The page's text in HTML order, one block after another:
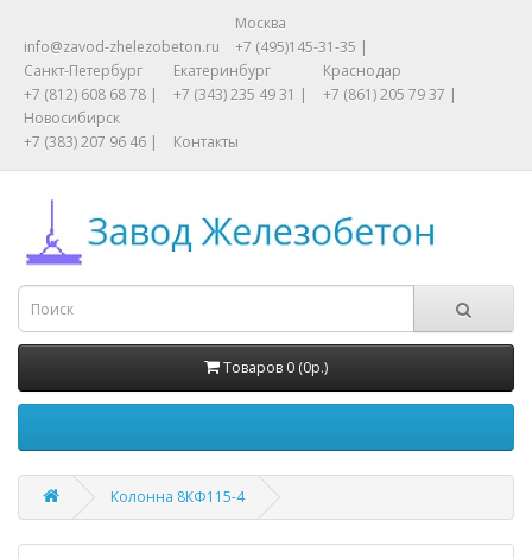
info@zavod-zhelezobeton.ru
Москва
+7 (495)145-31-35 |
Санкт-Петербург
+7 (812) 608 68 78 |
Екатеринбург
+7 (343) 235 49 31 |
Краснодар
+7 (861) 205 79 37 |
Новосибирск
+7 (383) 207 96 46 |
Контакты
Товаров 0 (0р.)
Колонна 8КФ115-4